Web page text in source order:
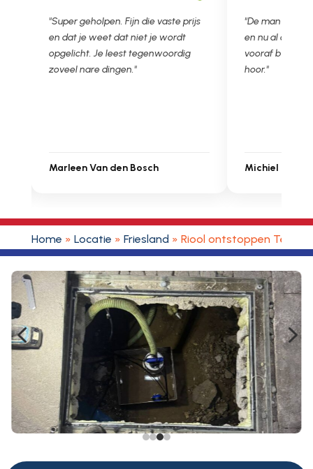
"De man rijden net weg. 11.00 gebeld
en nu al opgelost voor een vast en
vooraf besproken tarief. Lekker
hoor."
Michiel Uitdenbongerd
"Wat een fijn
met een
je niet zo goed
Ontstoppen.nl
Sarah Touat
Home » Locatie » Friesland » Riool ontstoppen
4 5